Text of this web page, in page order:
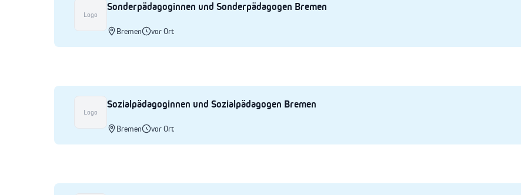
Logo
Sonderpädagoginnen und Sonderpädagogen Bremen
Bremen vor Ort
Logo
Sozialpädagoginnen und Sozialpädagogen Bremen
Bremen vor Ort